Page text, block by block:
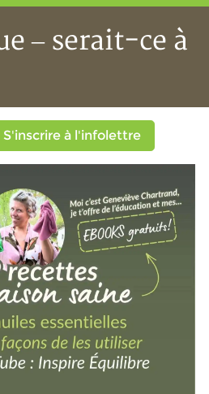
– serait-ce à
serait-ce à
S'inscrire à l'infolettre